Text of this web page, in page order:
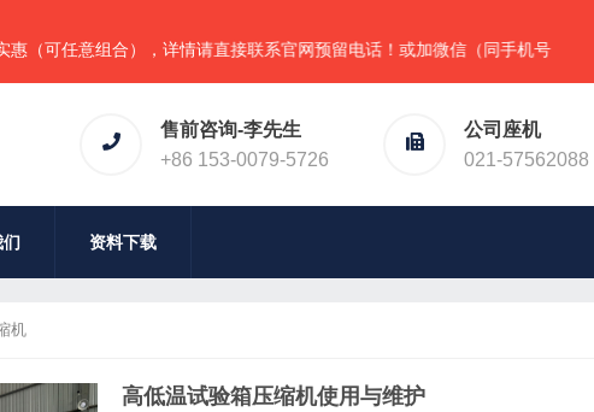
任意组合），详情请直接联系官网预留电话！或加微信（同手机号）
售前咨询-李先生
+86 153-0079-5726
公司座机
021-57562088
资料下载
机
高低温试验箱压缩机使用与维护